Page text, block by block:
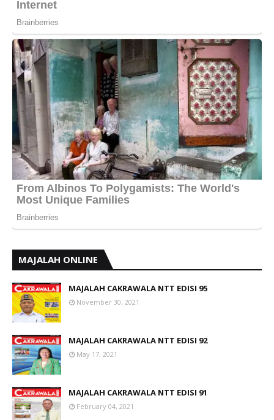
MAJALAH ONLINE
MAJALAH CAKRAWALA NTT EDISI 95
November 30, 2021
MAJALAH CAKRAWALA NTT EDISI 92
May 17, 2021
MAJALAH CAKRAWALA NTT EDISI 91
February 04, 2021